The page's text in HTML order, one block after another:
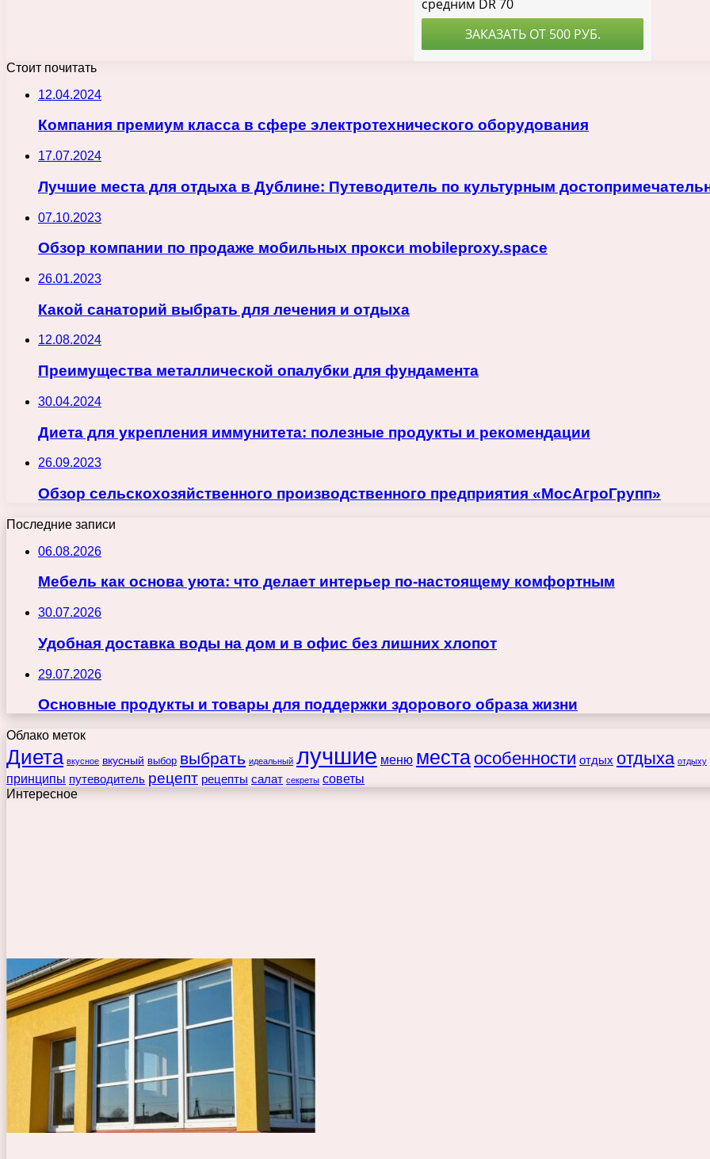
Стоит почитать
12.04.2024
Компания премиум класса в сфере электротехнического оборудования
17.07.2024
Лучшие места для отдыха в Дублине: Путеводитель по культурным
07.10.2023
Обзор компании по продаже мобильных прокси mobileproxy.space
26.01.2023
Какой санаторий выбрать для лечения и отдыха
12.08.2024
Преимущества металлической опалубки для фундамента
30.04.2024
Диета для укрепления иммунитета: полезные продукты и рекомендации
26.09.2023
Обзор сельскохозяйственного производственного предприятия «МосАгроГрупп»
Последние записи
06.08.2026
Мебель как основа уюта: что делает интерьер по-настоящему комфортным
30.07.2026
Удобная доставка воды на дом и в офис без лишних хлопот
29.07.2026
Основные продукты и товары для поддержки здорового образа жизни
Облако меток
Диета вкусное вкусный выбор выбрать идеальный лучшие меню места особенности отдых отдыха отдыху
принципы путеводитель рецепт рецепты салат секреты советы
Интересное